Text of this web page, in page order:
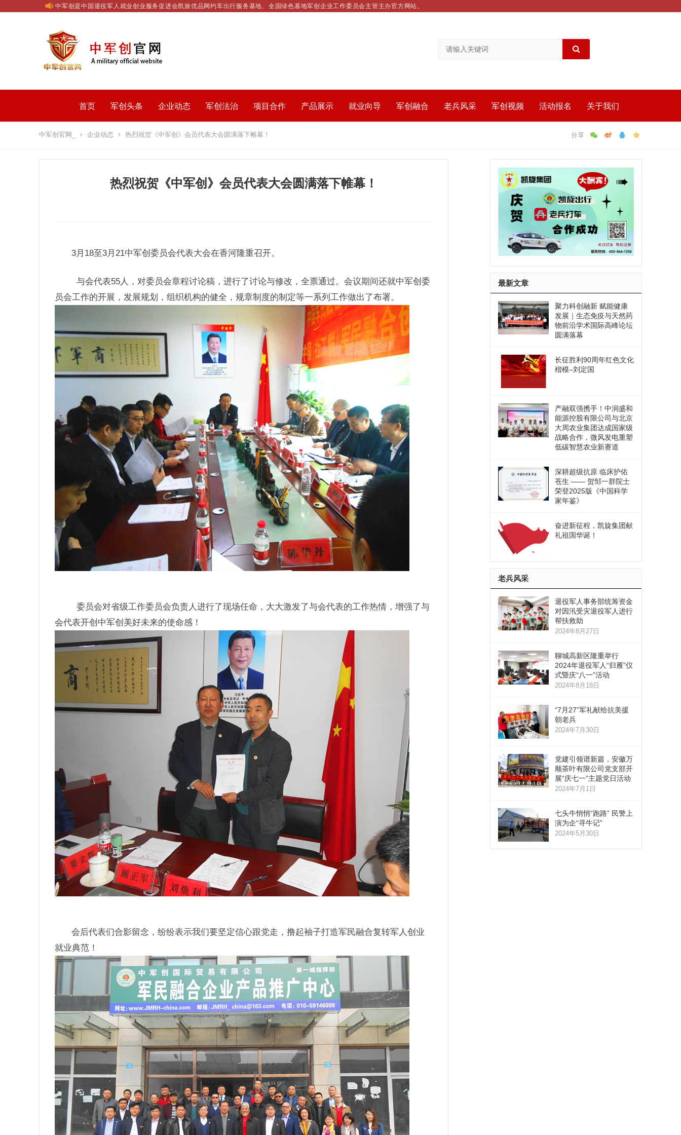
中军创是中国退役军人就业创业服务促进会凯旅优品网约车出行服务基地、全国绿色基地军创企业工作委员会主管主办官方网站。
首页 军创头条 企业动态 军创法治 项目合作 产品展示 就业向导 军创融合 老兵风采 军创视频 活动报名 关于我们
中军创官网_ 企业动态 热烈祝贺《中军创》会员代表大会圆满落下帷幕！
热烈祝贺《中军创》会员代表大会圆满落下帷幕！
3月18至3月21中军创委员会代表大会在香河隆重召开。
与会代表55人，对委员会章程讨论稿，进行了讨论与修改，全票通过。会议期间还就中军创委
员会工作的开展，发展规划，组织机构的健全，规章制度的制定等一系列工作做出了布署。
委员会对省级工作委员会负责人进行了现场任命，大大激发了与会代表的工作热情，增强了与
会代表开创中军创美好未来的使命感！
会后代表们合影留念，纷纷表示我们要坚定信心跟党走，撸起袖子打造军民融合复转军人创业
就业典范！
最新文章
聚力科创融新 赋能健康
发展｜生态免疫与天然药
物前沿学术国际高峰论坛
圆满落幕
长征胜利90周年红色文化
楷模–刘定国
产融双强携手！中润盛和
能源控股有限公司与北京
大周农业集团达成国家级
战略合作，微风发电重塑
低碳智慧农业新赛道
深耕超级抗原 临床护佑
苍生 —— 贺邹一群院士
荣登2025版《中国科学
家年鉴》
奋进新征程，凯旋集团献
礼祖国华诞！
老兵风采
退役军人事务部统筹资金
对因汛受灾退役军人进行
帮扶救助
2024年8月27日
聊城高新区隆重举行
2024年退役军人“归雁”仪
式暨庆“八一”活动
2024年8月18日
“7月27”军礼献给抗美援
朝老兵
2024年7月30日
党建引领谱新篇，安徽万
顺茶叶有限公司党支部开
展“庆七一”主题党日活动
2024年7月1日
七头牛悄悄“跑路” 民警上
演为企“寻牛记”
2024年5月30日